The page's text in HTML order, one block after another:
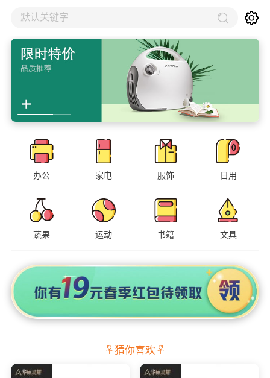
默认关键字
办公 家电 服饰 日用
蔬果 运动 书籍 文具
猜你喜欢